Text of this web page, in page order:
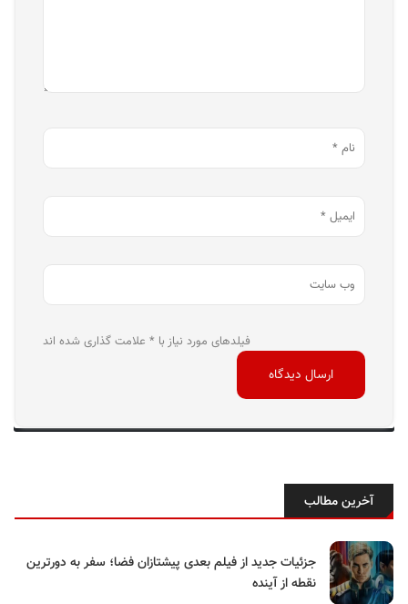
فیلدهای مورد نیاز با * علامت گذاری شده اند
آخرین مطالب
جزئیات جدید از فیلم بعدی پیشتازان فضا؛ سفر به دورترین
نقطه از آینده